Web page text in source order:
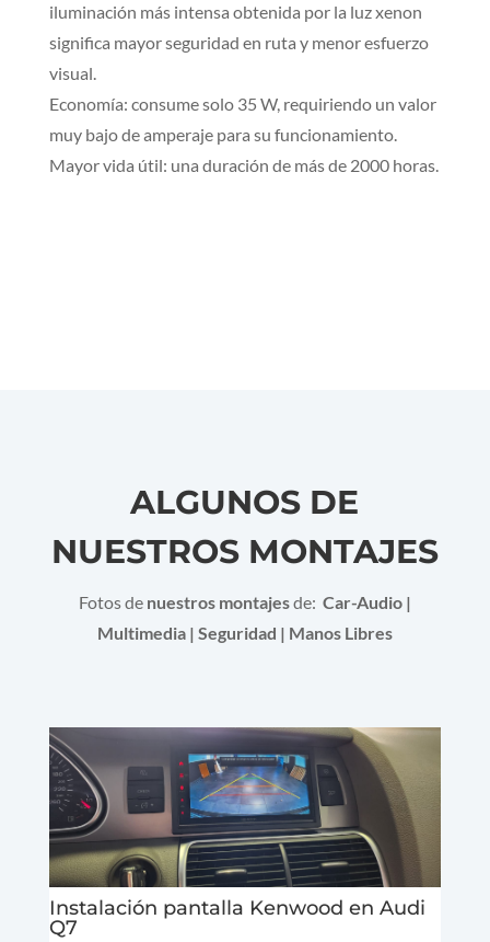
iluminación más intensa obtenida por la luz xenon
significa mayor seguridad en ruta y menor esfuerzo
visual.
Economía: consume solo 35 W, requiriendo un valor
muy bajo de amperaje para su funcionamiento.
Mayor vida útil: una duración de más de 2000 horas.
ALGUNOS DE
NUESTROS MONTAJES
Fotos de nuestros montajesde: Car-Audio |
Multimedia | Seguridad | Manos Libres
Instalación pantalla Kenwood en Audi
Q7